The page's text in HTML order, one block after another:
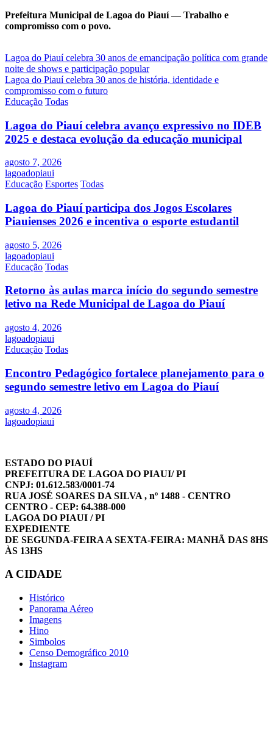
Prefeitura Municipal de Lagoa do Piauí — Trabalho e
compromisso com o povo.
Navegação
de
Post
Lagoa do Piauí celebra 30 anos de emancipação política com grande
noite de shows e participação popular
Lagoa do Piauí celebra 30 anos de história, identidade e
compromisso com o futuro
Educação Todas
Lagoa do Piauí celebra avanço expressivo no IDEB
2025 e destaca evolução da educação municipal
agosto 7, 2026
lagoadopiaui
Educação Esportes Todas
Lagoa do Piauí participa dos Jogos Escolares
Piauienses 2026 e incentiva o esporte estudantil
agosto 5, 2026
lagoadopiaui
Educação Todas
Retorno às aulas marca início do segundo semestre
letivo na Rede Municipal de Lagoa do Piauí
agosto 4, 2026
lagoadopiaui
Educação Todas
Encontro Pedagógico fortalece planejamento para o
segundo semestre letivo em Lagoa do Piauí
agosto 4, 2026
lagoadopiaui
ESTADO DO PIAUÍ
PREFEITURA DE LAGOA DO PIAUI/ PI
CNPJ: 01.612.583/0001-74
RUA JOSÉ SOARES DA SILVA , nº 1488 - CENTRO
CENTRO - CEP: 64.388-000
LAGOA DO PIAUI / PI
EXPEDIENTE
DE SEGUNDA-FEIRA A SEXTA-FEIRA: MANHÃ DAS 8HS
ÀS 13HS
A CIDADE
Histórico
Panorama Aéreo
Imagens
Hino
Simbolos
Censo Demográfico 2010
Instagram